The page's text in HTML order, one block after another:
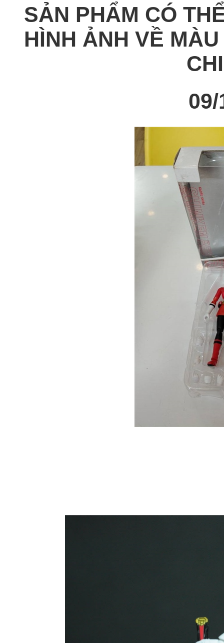
SẢN PHẨM CÓ
HÌNH ẢNH VỀ
09/